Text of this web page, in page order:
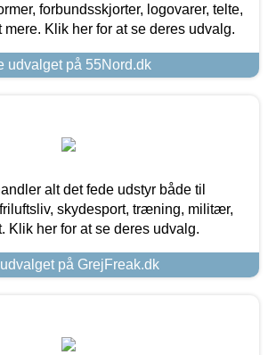
forbundsskjorter, logovarer, telte,
Klik her for at se deres udvalg.
udvalget på 55Nord.dk
alt det fede udstyr både til
skydesport, træning, militær,
Klik her for at se deres udvalg.
på GrejFreak.dk